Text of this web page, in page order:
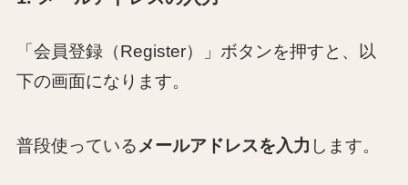
「会員登録（Register）」ボタンを押すと、以
下の画面になります。
普段使っている メールアドレスを入力 します。